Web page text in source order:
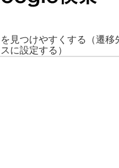
見つけやすくする
（遷
に設定する）